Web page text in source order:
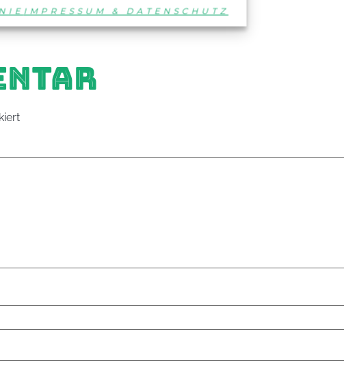
IMPRESSUM & DATENSCHUTZ